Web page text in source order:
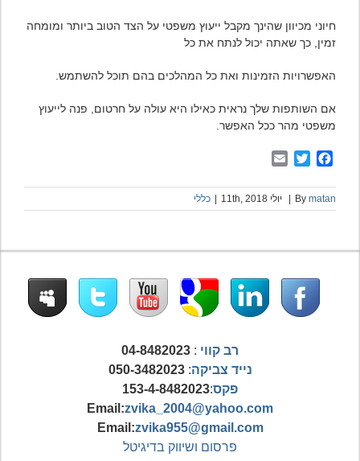
חיוני מכיוון שהינך מקבל ייעוץ משפטי על הצד הטוב ביותר ומומחה
זמין, כך שאתה יכול לנתח את כל
האפשרויות הזמינות ואת כל המהלכים בהם תוכל להשתמש.
אם השותפות שלך נראית כאילו היא עולה על חרטום, פנה לייעוץ
משפטי מהר ככל האפשר.
Facebook
Twitter
By matan יולי 11th, 2018 כללי
רב קווי :
04-8482023
נייד צביקה:
050-3482023
פקס:
153-4-8482023
Email:zvika_2004@yahoo.com
Email:zvika955@gmail.com
פרסום ושיווק בדיגיטל